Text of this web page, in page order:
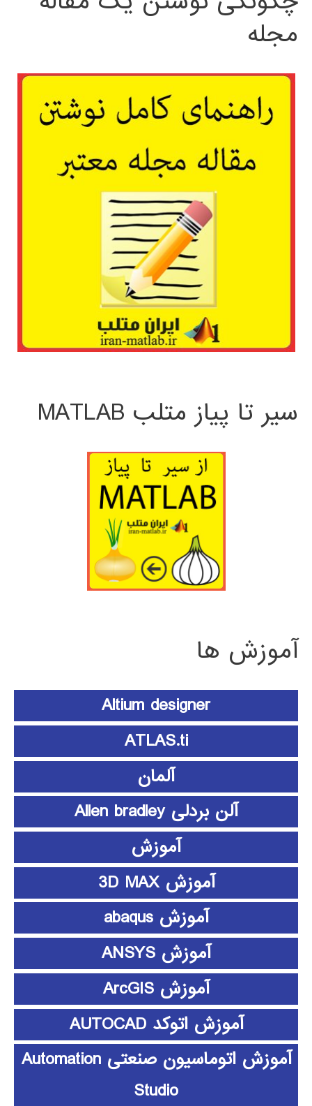
مجله
سیر تا پیاز متلب MATLAB
آموزش ها
Altium designer
ATLAS.ti
آلمان
آلن بردلی Allen bradley
آموزش
آموزش 3D MAX
آموزش abaqus
آموزش ANSYS
آموزش ArcGIS
آموزش اتوکد AUTOCAD
آموزش اتوماسیون صنعتی Automation
Studio